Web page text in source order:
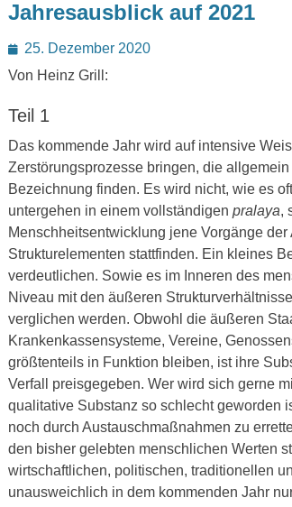
Jahresausblick auf 2021
Posted
on
25. Dezember 2020
Von Heinz Grill:
Teil 1
Das kommende Jahr wird auf intensive
Zerstörungsprozesse bringen, die
Bezeichnung finden. Es wird nicht, wie es
untergehen in einem vollständigen pralaya,
Menschheitsentwicklung jene Vorgänge
Strukturelementen stattfinden. Ein kleines
verdeutlichen. Sowie es im Inneren des
Niveau mit den äußeren
verglichen werden. Obwohl die äußeren
Krankenkassensysteme, Vereine,
größtenteils in Funktion bleiben, ist ihre
Verfall preisgegeben. Wer wird sich gerne
qualitative Substanz so schlecht geworden
noch durch Austauschmaßnahmen zu
den bisher gelebten menschlichen Werten
wirtschaftlichen, politischen, traditionellen
unausweichlich in dem kommenden Jahr